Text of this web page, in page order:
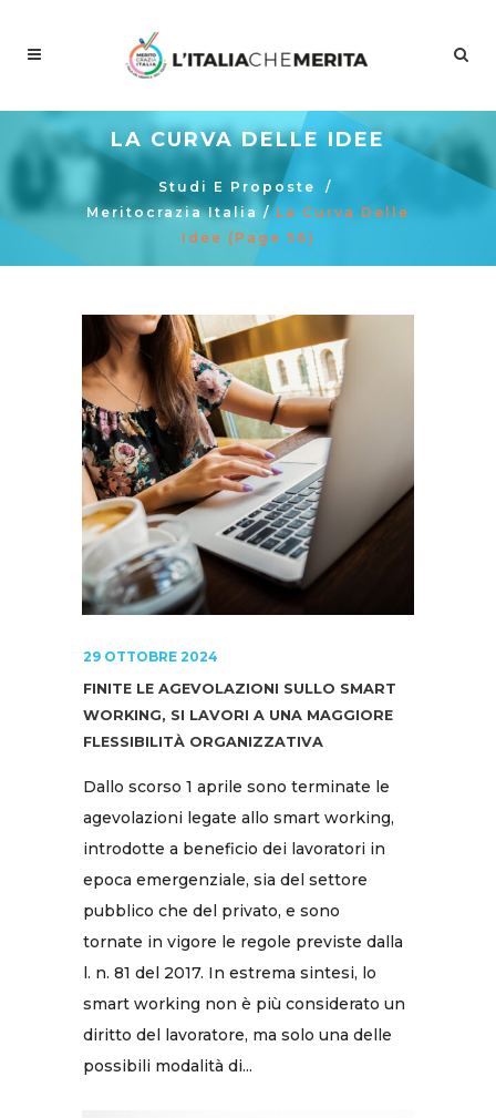
LA CURVA DELLE IDEE
Studi E Proposte
/
Meritocrazia Italia /La Curva Delle
Idee (Page 56)
29 OTTOBRE 2024
FINITE LE AGEVOLAZIONI SULLO SMART
WORKING, SI LAVORI A UNA MAGGIORE
FLESSIBILITÀ ORGANIZZATIVA
Dallo scorso 1 aprile sono terminate le
agevolazioni legate allo smart working,
introdotte a beneficio dei lavoratori in
epoca emergenziale, sia del settore
pubblico che del privato, e sono
tornate in vigore le regole previste dalla
l. n. 81 del 2017. In estrema sintesi, lo
smart working non è più considerato un
diritto del lavoratore, ma solo una delle
possibili modalità di...